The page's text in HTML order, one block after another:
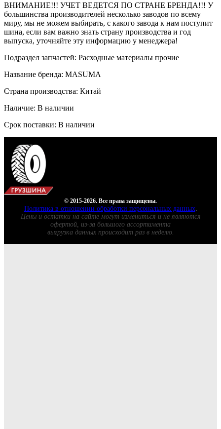
ВНИМАНИЕ!!! УЧЕТ ВЕДЕТСЯ ПО СТРАНЕ БРЕНДА!!! У
большинства производителей несколько заводов по всему
миру, мы не можем выбирать, с какого завода к нам поступит
шина, если вам важно знать страну производства и год
выпуска, уточняйте эту информацию у менеджера!
Подраздел запчастей: Расходные материалы прочие
Название бренда: MASUMA
Страна производства: Китай
Наличие: В наличии
Срок поставки: В наличии
© 2015-2026. Все права защищены.
Политика в отношении обработки персональных данных.
Цены и остатки на сайте могут измениться и не являются
офертой, из-за большого ассортимента
выгрузка данных происходит раз в неделю.